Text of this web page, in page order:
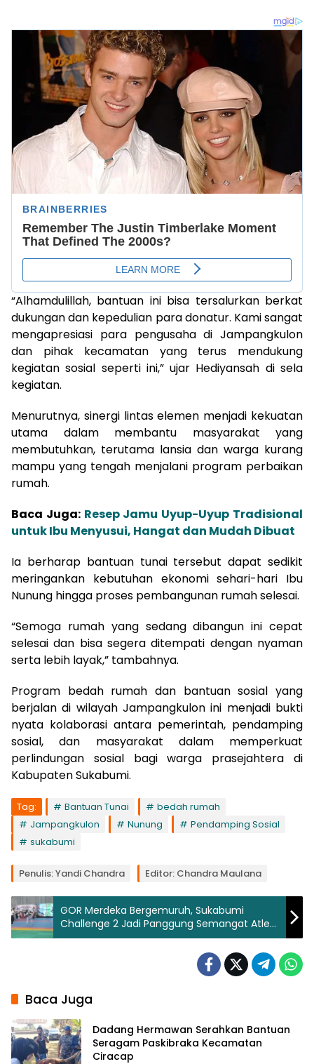
“Alhamdulillah, bantuan ini bisa tersalurkan berkat
dukungan dan kepedulian para donatur. Kami sangat
mengapresiasi para pengusaha di Jampangkulon
dan pihak kecamatan yang terus mendukung
kegiatan sosial seperti ini,” ujar Hediyansah di sela
kegiatan.
Menurutnya, sinergi lintas elemen menjadi kekuatan
utama dalam membantu masyarakat yang
membutuhkan, terutama lansia dan warga kurang
mampu yang tengah menjalani program perbaikan
rumah.
Baca Juga: Resep Jamu Uyup-Uyup Tradisional
untuk Ibu Menyusui, Hangat dan Mudah Dibuat
Ia berharap bantuan tunai tersebut dapat sedikit
meringankan kebutuhan ekonomi sehari-hari Ibu
Nunung hingga proses pembangunan rumah selesai.
“Semoga rumah yang sedang dibangun ini cepat
selesai dan bisa segera ditempati dengan nyaman
serta lebih layak,” tambahnya.
Program bedah rumah dan bantuan sosial yang
berjalan di wilayah Jampangkulon ini menjadi bukti
nyata kolaborasi antara pemerintah, pendamping
sosial, dan masyarakat dalam memperkuat
perlindungan sosial bagi warga prasejahtera di
Kabupaten Sukabumi.
Tag: Bantuan Tunai
bedah rumah
Jampangkulon
Nunung
Pendamping Sosial
sukabumi
Penulis: Yandi Chandra Editor: Chandra Maulana
GOR Merdeka Bergemuruh, Sukabumi
Challenge 2 Jadi Panggung Semangat Atlet
Taekwondo Muda
Baca Juga
Dadang Hermawan Serahkan Bantuan
Seragam Paskibraka Kecamatan
Ciracap